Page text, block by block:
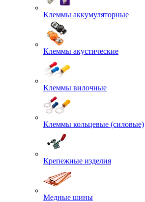
Клеммы аккумуляторные
Клеммы акустические
Клеммы вилочные
Клеммы кольцевые (силовые)
Крепежные изделия
Медные шины